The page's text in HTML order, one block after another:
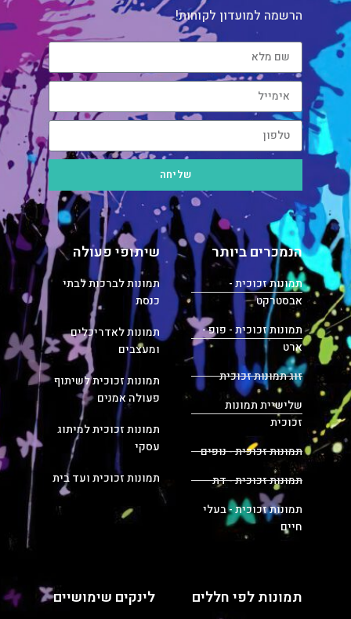
הרשמה למועדון לקוחות!
שליחה
הנמכרים ביותר
תמונות זכוכית -
אבסטרקט
תמונות זכוכית - פופ -
ארט
זוג תמונות זכוכית
שלישיית תמונות
זכוכית
תמונות זכוכית - נופים
תמונות זכוכית - דת
תמונות זכוכית - בעלי
חיים
שיתופי פעולה
תמונות לברכות לבתי
כנסת
תמונות לאדריכלים
ומעצבים
תמונות זכוכית לשיתוף
פעולה אמנים
תמונות זכוכית למיתוג
עסקי
תמונות זכוכית ועד בית
תמונות לפי חללים לינקים שימושיים